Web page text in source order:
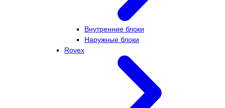
Внутренние блоки
Наружные блоки
Rovex